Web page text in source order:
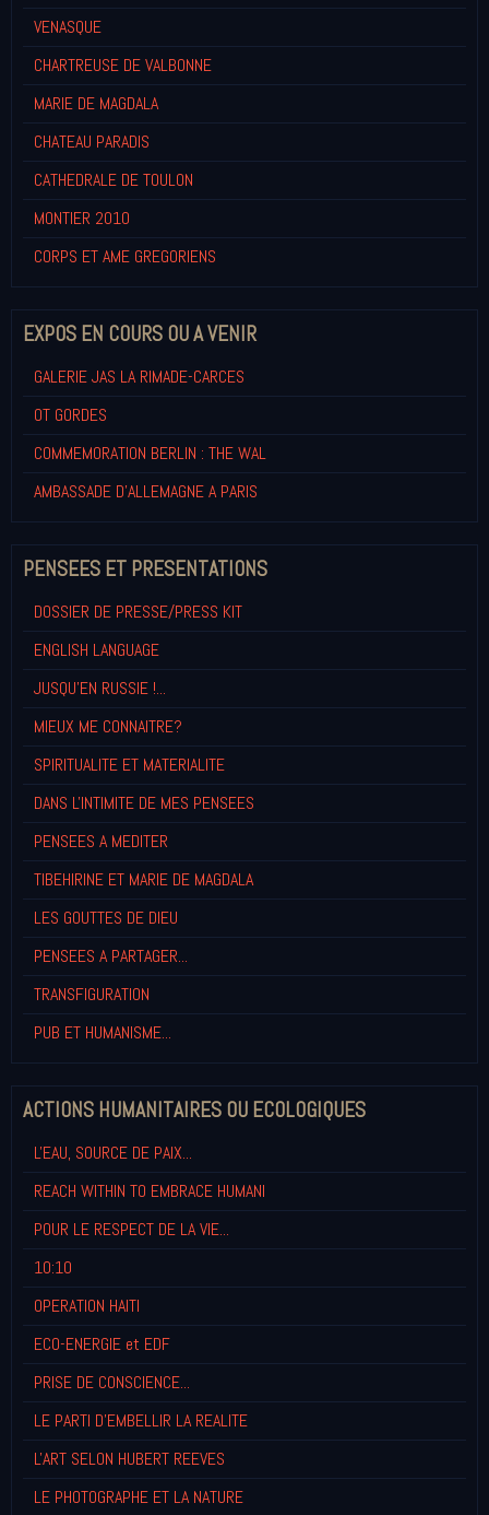
VENASQUE
CHARTREUSE DE VALBONNE
MARIE DE MAGDALA
CHATEAU PARADIS
CATHEDRALE DE TOULON
MONTIER 2010
CORPS ET AME GREGORIENS
EXPOS EN COURS OU A VENIR
GALERIE JAS LA RIMADE-CARCES
OT GORDES
COMMEMORATION BERLIN : THE WAL
AMBASSADE D'ALLEMAGNE A PARIS
PENSEES ET PRESENTATIONS
DOSSIER DE PRESSE/PRESS KIT
ENGLISH LANGUAGE
JUSQU'EN RUSSIE !...
MIEUX ME CONNAITRE?
SPIRITUALITE ET MATERIALITE
DANS L'INTIMITE DE MES PENSEES
PENSEES A MEDITER
TIBEHIRINE ET MARIE DE MAGDALA
LES GOUTTES DE DIEU
PENSEES A PARTAGER...
TRANSFIGURATION
PUB ET HUMANISME...
ACTIONS HUMANITAIRES OU ECOLOGIQUES
L'EAU, SOURCE DE PAIX...
REACH WITHIN TO EMBRACE HUMANI
POUR LE RESPECT DE LA VIE...
10:10
OPERATION HAITI
ECO-ENERGIE et EDF
PRISE DE CONSCIENCE...
LE PARTI D'EMBELLIR LA REALITE
L'ART SELON HUBERT REEVES
LE PHOTOGRAPHE ET LA NATURE